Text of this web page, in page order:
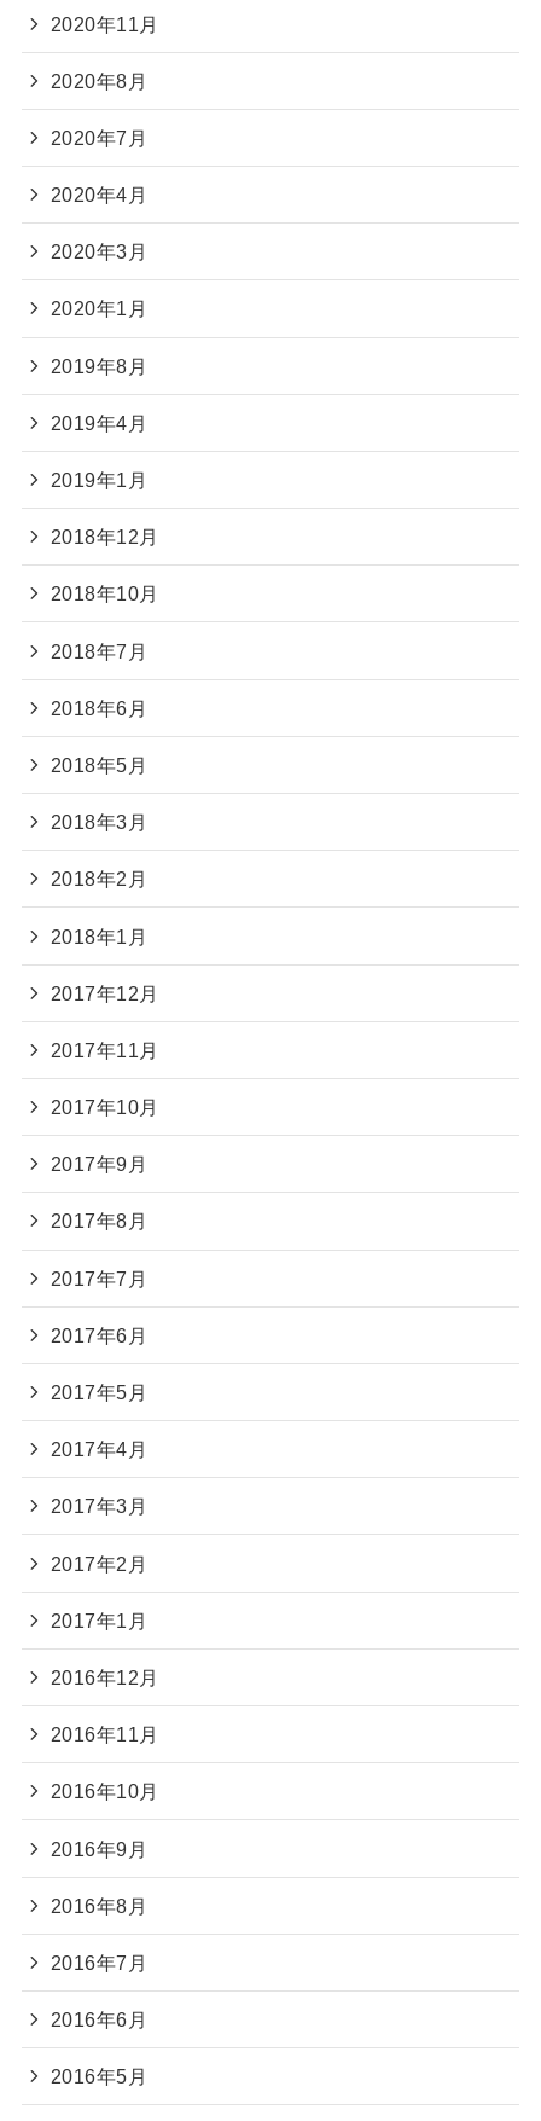
2020年11月
2020年8月
2020年7月
2020年4月
2020年3月
2020年1月
2019年8月
2019年4月
2019年1月
2018年12月
2018年10月
2018年7月
2018年6月
2018年5月
2018年3月
2018年2月
2018年1月
2017年12月
2017年11月
2017年10月
2017年9月
2017年8月
2017年7月
2017年6月
2017年5月
2017年4月
2017年3月
2017年2月
2017年1月
2016年12月
2016年11月
2016年10月
2016年9月
2016年8月
2016年7月
2016年6月
2016年5月